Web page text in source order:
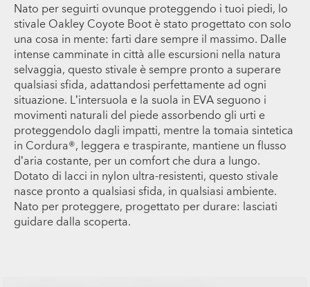
Nato per seguirti ovunque proteggendo i tuoi piedi, lo
stivale Oakley Coyote Boot è stato progettato con solo
una cosa in mente: farti dare sempre il massimo. Dalle
intense camminate in città alle escursioni nella natura
selvaggia, questo stivale è sempre pronto a superare
qualsiasi sfida, adattandosi perfettamente ad ogni
situazione. L’intersuola e la suola in EVA seguono i
movimenti naturali del piede assorbendo gli urti e
proteggendolo dagli impatti, mentre la tomaia sintetica
in Cordura®, leggera e traspirante, mantiene un flusso
d’aria costante, per un comfort che dura a lungo.
Dotato di lacci in nylon ultra-resistenti, questo stivale
nasce pronto a qualsiasi sfida, in qualsiasi ambiente.
Nato per proteggere, progettato per durare: lasciati
guidare dalla scoperta.